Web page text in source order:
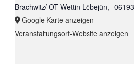
Brachwitz/ OT Wettin Löbejün, 06193
Google Karte anzeigen
Veranstaltungsort-Website anzeigen